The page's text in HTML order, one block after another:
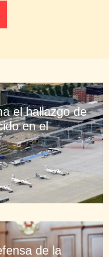
el hallazgo de
en el
de la